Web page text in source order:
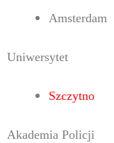
Amsterdam
Uniwersytet
Szczytno
Akademia Policji